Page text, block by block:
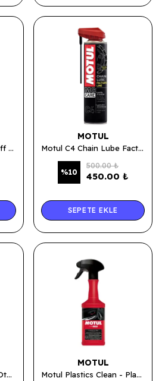
Motul C3 Chain Lube Off Road Sprey - Zincir Yağı 400 ML.
MOTUL
Motul C4 Chain Lube Factory Line - Zincir Yağı Sprey 400 ML.
%10
500.00 ₺
450.00 ₺
SEPETE EKLE
Motul Leather Clean - Oto Deri Temizleme Kremi 500 ML.
MOTUL
Motul Plastics Clean - Plastik Yüzey Temizleyici Sprey 500 ML.